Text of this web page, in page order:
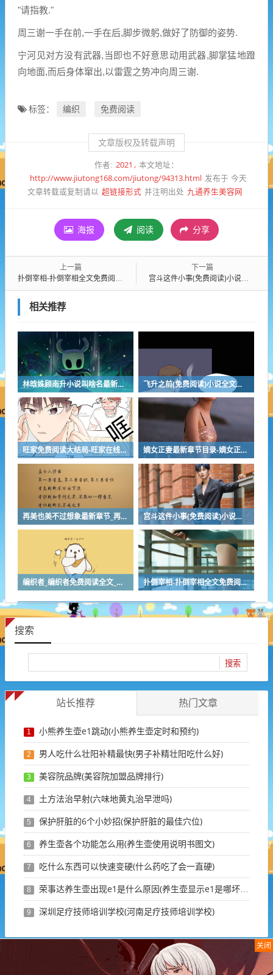
"请指教."
周三谢一手在前,一手在后,脚步微躬,做好了防御的姿势.
宁河见对方没有武器,当即也不好意思动用武器,脚掌猛地蹬
向地面,而后身体窜出,以雷霆之势冲向周三谢.
标签： 编织 免费阅读
文章版权及转载声明
作者: 2021 本文地址：
http://www.jiutong168.com/jiutong/94313.html 发布于 今天
文章转载或复制请以 超链接形式 并注明出处 九通养生美容网
海报 阅读 分享
上一篇
扑倒宰相-扑倒宰相全文免费阅读无弹窗
下一篇
宫斗这件小事(免费阅读)小说全文阅读无弹窗 - 宫斗这件小事最新章节列表
相关推荐
林晗姝顾南升小说叫啥名最新章节 - 林晗姝顾南升小说叫啥名免费阅读 飞升之前(免费阅读)小说全文阅读无弹窗-飞升之前最新章节列表
旺家免费阅读大结局-旺家在线阅读完整版 嫡女正妻最新章节目录-嫡女正妻最佳来源
再美也美不过想象最新章节_再美也美不过想象(全文免费阅读)小说全文阅读无弹窗 宫斗这件小事(免费阅读)小说全文阅读无弹窗 - 宫斗这件小事最新章节列表
编织者_编织者免费阅读全文_编织者最新章节目录 扑倒宰相-扑倒宰相全文免费阅读无弹窗
搜索
站长推荐 热门文章
1 小熊养生壶e1跳动(小熊养生壶定时和预约)
2 男人吃什么壮阳补精最快(男子补精壮阳吃什么好)
3 美容院品牌(美容院加盟品牌排行)
4 土方法治早射(六味地黄丸治早泄吗)
5 保护肝脏的6个小妙招(保护肝脏的最佳穴位)
6 养生壶各个功能怎么用(养生壶使用说明书图文)
7 吃什么东西可以快速变硬(什么药吃了会一直硬)
8 荣事达养生壶出现e1是什么原因(养生壶显示e1是哪坏了)
9 深圳足疗技师培训学校(河南足疗技师培训学校)
关闭